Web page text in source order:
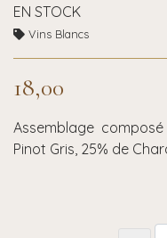
EN STOCK
Vins Blancs
18,00
Assemblage
Pinot Gris, 25% de